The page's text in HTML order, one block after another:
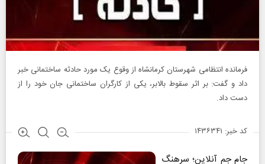
فرمانده انتظامی شهرستان کرمانشاه از وقوع یک مورد حادثه ساختمانی خبر
داد و گفت: بر اثر سقوط بالابر، یکی از کارگران ساختمانی جان خود را از
دست داد.
کد خبر: ۱۴۳۶۳۴۱
جام جم آنلاین؛ سرهنگ